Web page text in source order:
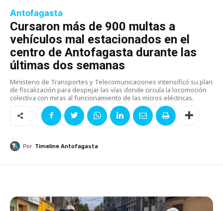
Antofagasta
Cursaron más de 900 multas a
vehículos mal estacionados en el
centro de Antofagasta durante las
últimas dos semanas
Ministerio de Transportes y Telecomunicaciones intensificó su plan
de fiscalización para despejar las vías donde circula la locomoción
colectiva con miras al funcionamiento de las micros eléctricas.
Por Timeline Antofagasta